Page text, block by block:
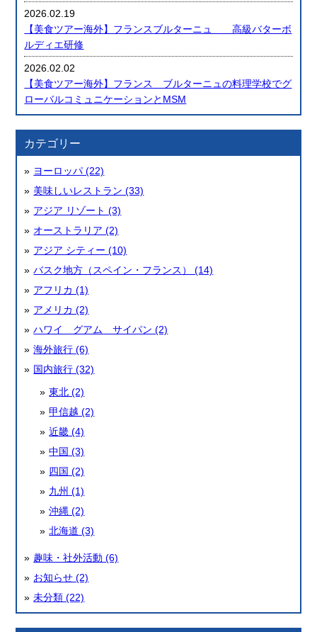
2026.02.19
【美食ツアー海外】フランスブルターニュ 高級バターボ
ルディエ研修
2026.02.02
【美食ツアー海外】フランス ブルターニュの料理学校でグ
ローバルコミュニケーションとMSM
カテゴリー
ヨーロッパ (22)
美味しいレストラン (33)
アジア リゾート (3)
オーストラリア (2)
アジア シティー (10)
バスク地方（スペイン・フランス） (14)
アフリカ (1)
アメリカ (2)
ハワイ グアム サイパン (2)
海外旅行 (6)
国内旅行 (32)
東北 (2)
甲信越 (2)
近畿 (4)
中国 (3)
四国 (2)
九州 (1)
沖縄 (2)
北海道 (3)
趣味・社外活動 (6)
お知らせ (2)
未分類 (22)